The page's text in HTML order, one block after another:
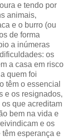
e tendo por
animais,
e o burro (ou
de forma
a inúmeras
os
a casa em risco
quem foi
têm o essencial
e os resignados,
que acreditam
bem na vida e
e os
esperança e